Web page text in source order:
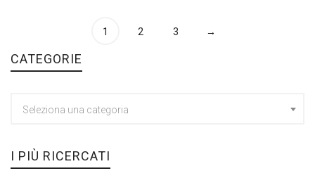
1 2 3 →
CATEGORIE
Seleziona una categoria
I PIÙ RICERCATI